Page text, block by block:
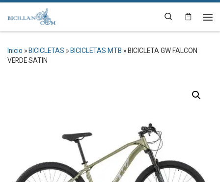
Saltar al contenido
Search
Inicio » BICICLETAS » BICICLETAS MTB » BICICLETA GW FALCON
VERDE SATIN